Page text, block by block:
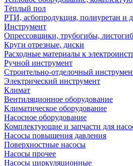
Тёплый пол
РТИ, асбопродукция, полиуретан и
Инструмент
Опрессовщики, трубогибы,
Круги отрезные, диски
Расходные материалы к
Ручной инструмент
Строительно-отделочный
Электрический инструмент
Климат
Вентиляционное оборудование
Климатическое оборудование
Насосное оборудование
Комплектующие и запчасти для
Насосы повышения давления
Поверхностные насосы
Насосы прочее
Насосы циркуляционные